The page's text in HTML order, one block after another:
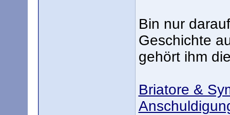
Bin nur
Geschichte
gehört ihm
Briatore &